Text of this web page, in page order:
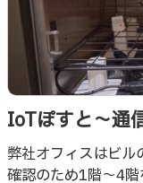
IoTぽすと～通
弊社オフィスはビ
確認のため1階～4